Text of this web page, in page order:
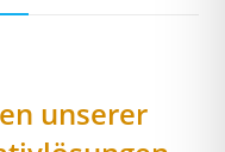
unserer